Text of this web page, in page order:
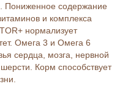
Пониженное содержание
и комплекса
нормализует
Омега 3 и Омега 6
сердца, мозга, нервной
Корм способствует